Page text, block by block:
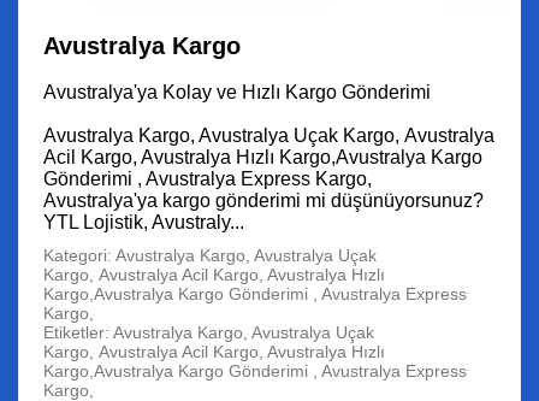
Avustralya Kargo
Avustralya'ya Kolay ve Hızlı Kargo Gönderimi
Avustralya Kargo, Avustralya Uçak Kargo, Avustralya
Acil Kargo, Avustralya Hızlı Kargo,Avustralya Kargo
Gönderimi , Avustralya Express Kargo,
Avustralya'ya kargo gönderimi mi düşünüyorsunuz?
YTL Lojistik, Avustraly...
Kategori: Avustralya Kargo, Avustralya Uçak
Kargo, Avustralya Acil Kargo, Avustralya Hızlı
Kargo,Avustralya Kargo Gönderimi , Avustralya Express
Kargo,
Etiketler: Avustralya Kargo, Avustralya Uçak
Kargo, Avustralya Acil Kargo, Avustralya Hızlı
Kargo,Avustralya Kargo Gönderimi , Avustralya Express
Kargo,